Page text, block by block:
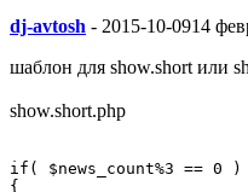
dj-avtosh - 2015-10-0914
шаблон для show.short или
show.short.php
if( $news_count%3 == 0 )
{